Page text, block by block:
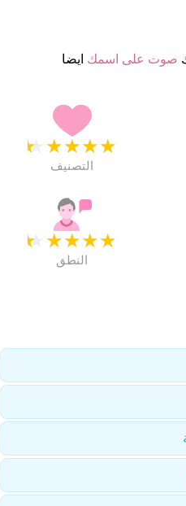
صوت على اسمك ايضا
★
★
★
★
★
التصنيف
★
★
★
★
★
النطق